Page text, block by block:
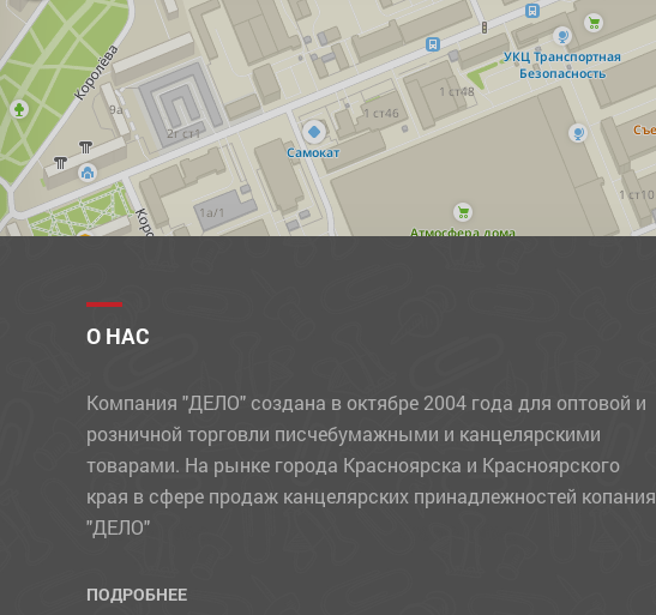
О НАС
Компания "ДЕЛО" создана в октябре 2004 года для оптовой и
розничной торговли писчебумажными и канцелярскими
товарами. На рынке города Красноярска и Красноярского
края в сфере продаж канцелярских принадлежностей копания
"ДЕЛО"
ПОДРОБНЕЕ